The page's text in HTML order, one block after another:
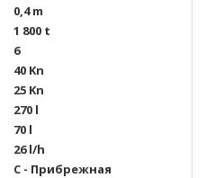
0,4 m
1 800 t
6
40 Kn
25 Kn
270 l
70 l
26 l/h
C - Прибрежная